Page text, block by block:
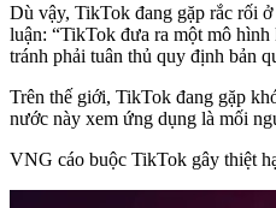
Dù vậy, TikTok đang gặp rắc rối
luận: “TikTok đưa ra một mô
tránh phải tuân thủ quy định bản
Trên thế giới, TikTok đang gặp
nước này xem ứng dụng là mối
VNG cáo buộc TikTok gây thiệt